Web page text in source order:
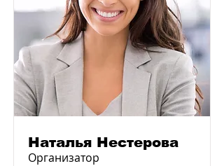
Наталья Нестерова
Организатор